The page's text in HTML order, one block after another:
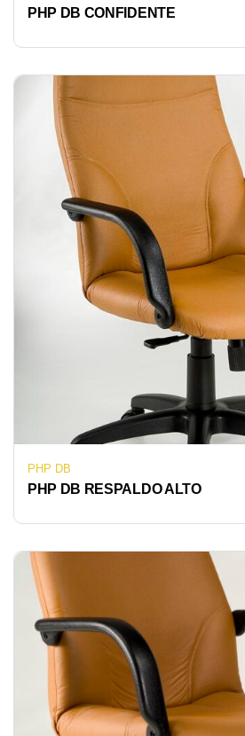
PHP DB CONFIDENTE
PHP DB
PHP DB RESPALDO ALTO